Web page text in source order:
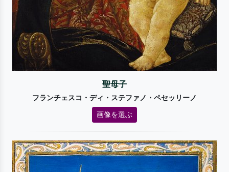
聖母子
フランチェスコ・ディ・ステファノ・ペセッリーノ
画像を選ぶ